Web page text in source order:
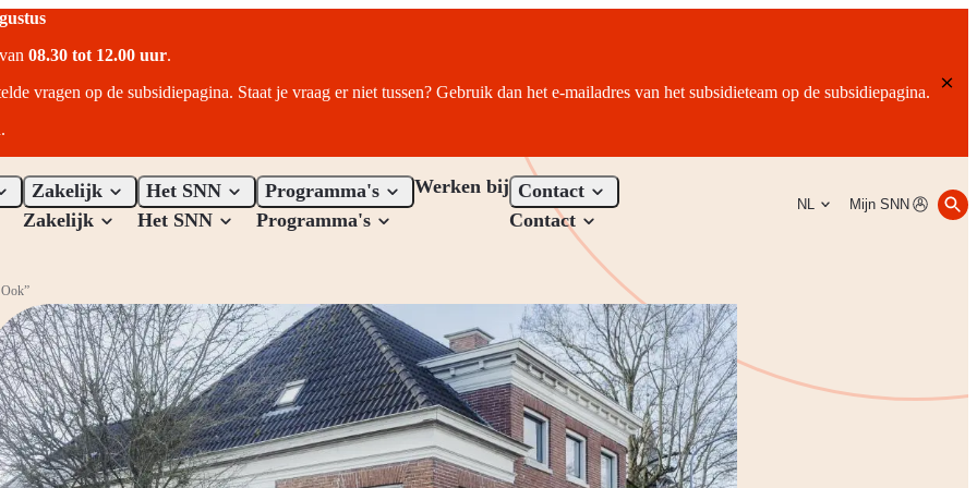
08.30 tot 12.00 uur.
vragen op de subsidiepagina. Staat je vraag er niet tussen? Gebruik dan het e-mailadres van het subsidieteam op de subsidiepagina.
Zakelijk
Zakelijk
Het SNN
Het SNN
Programma's
Programma's
Werken bij Contact
Contact
NL Mijn SNN